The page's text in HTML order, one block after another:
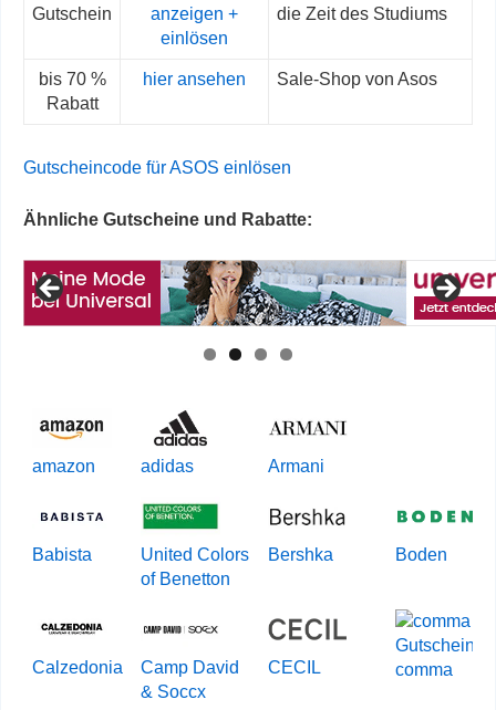
Gutschein
anzeigen +
einlösen
die Zeit des Studiums
bis 70 %
Rabatt
hier ansehen Sale-Shop von Asos
Gutscheincode für ASOS einlösen
Ähnliche Gutscheine und Rabatte:
amazon adidas Armani
Babista
United Colors
of Benetton
Bershka Boden
Calzedonia
Camp David
& Soccx
CECIL comma